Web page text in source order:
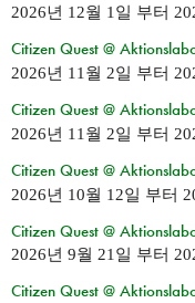
2026년 12월 1일 부터
Citizen Quest @
2026년 11월 2일 부터
Citizen Quest @
2026년 11월 2일 부터
Citizen Quest @
2026년 10월 12일 부터
Citizen Quest @
2026년 9월 21일 부터
Citizen Quest @